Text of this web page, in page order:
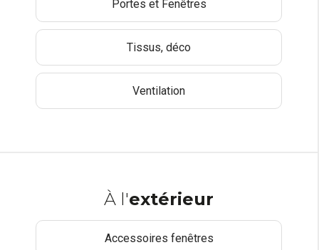
Portes et Fenêtres
Tissus, déco
Ventilation
À l'extérieur
Accessoires fenêtres